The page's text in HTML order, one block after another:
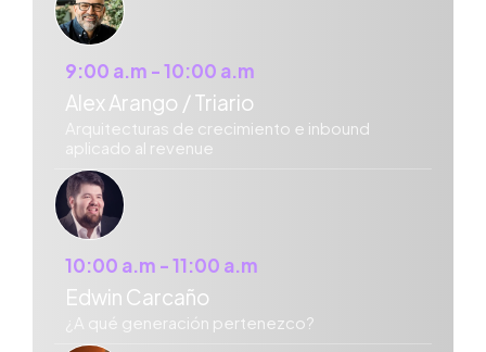
9:00 a.m - 10:00 a.m
Alex Arango / Triario
Arquitecturas de crecimiento e inbound
aplicado al revenue
10:00 a.m - 11:00 a.m
Edwin Carcaño
¿A qué generación pertenezco?